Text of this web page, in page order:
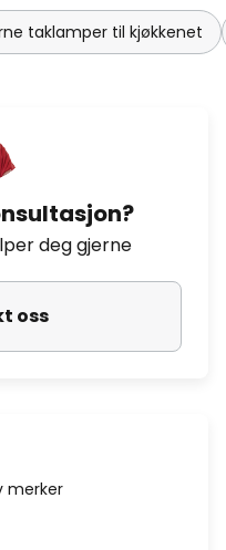
taklamper til kjøkkenet
deg gjerne
oss
merker